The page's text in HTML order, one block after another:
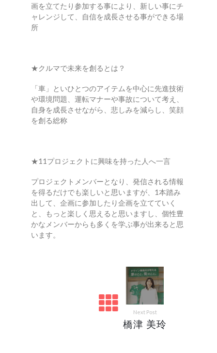
画を立てたり参加する事により、新しい事にチ
ャレンジして、自信を成長させる事ができる場
所
★クルマで未来を創るとは？
「車」といひとつのアイテムを中心に先進技術
や環境問題、運転マナーや事故について考え、
自身を成長させながら、悲しみを減らし、笑顔
を創る総称
★11プロジェクトに興味を持った人へ一言
プロジェクトメンバーとなり、発信される情報
を得るだけでも楽しいと思いますが、1本踏み
出して、企画に参加したり企画を立てていく
と、もっと楽しく思えると思いますし、個性豊
かなメンバーからも多くを学ぶ事が出来ると思
います。
Next Post
橋津 美玲